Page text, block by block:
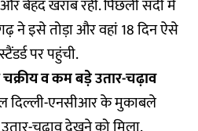
बेहद खराब रही. पिछली सर्दी में
ने इसे तोड़ा और वहां 18 दिन ऐसे
पर पहुंची.
व कम बड़े उतार-चढ़ाव
दिल्ली-एनसीआर के मुकाबले